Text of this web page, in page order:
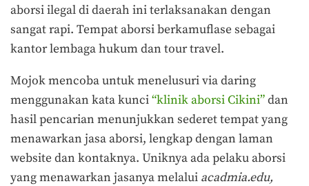
aborsi ilegal di daerah ini terlaksanakan dengan
sangat rapi. Tempat aborsi berkamuflase sebagai
kantor lembaga hukum dan tour travel.
Mojok mencoba untuk menelusuri via daring
menggunakan kata kunci“klinik aborsi Cikini”dan
hasil pencarian menunjukkan sederet tempat yang
menawarkan jasa aborsi, lengkap dengan laman
website dan kontaknya. Uniknya ada pelaku aborsi
yang menawarkan jasanya melalui acadmia.edu,